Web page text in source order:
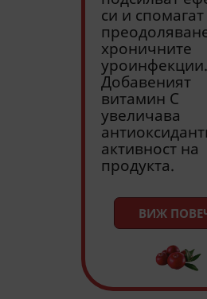
си и спомагат
хроничните
уроинфекции.
Добавеният
витамин С
увеличава
активност на
продукта.
ВИЖ